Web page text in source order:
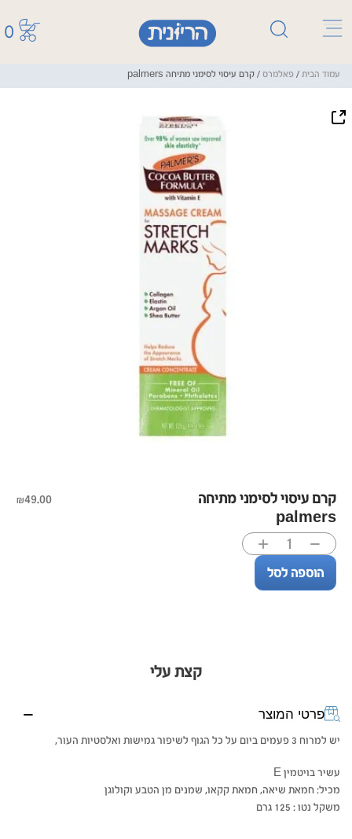
0
עמוד הבית / פאלמרס / קרם עיסוי לסימני מתיחה palmers
קרם עיסוי לסימני מתיחה
palmers
₪49.00
הוספה לסל
קצת עלי
פרטי המוצר
יש למרוח 3 פעמים ביום על כל הגוף לשיפור גמישות ואלסטיות העור,
עשיר בויטמין E
מכיל: חמאת שיאה, חמאת קקאו, שמנים מן הטבע וקולוגן
משקל נטו : 125 גרם